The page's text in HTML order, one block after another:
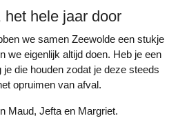
hele jaar door
we eigenlijk altijd doen. Heb je een
die houden zodat je deze steeds
opruimen van afval.
Maud, Jefta en Margriet.